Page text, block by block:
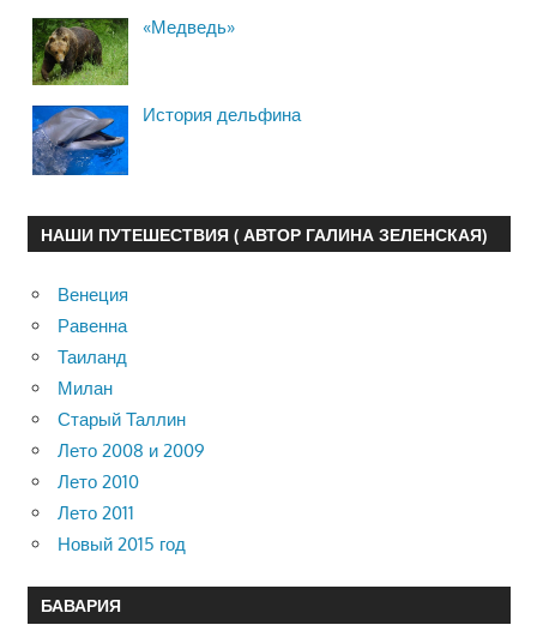
«Медведь»
История дельфина
НАШИ ПУТЕШЕСТВИЯ ( АВТОР ГАЛИНА ЗЕЛЕНСКАЯ)
Венеция
Равенна
Таиланд
Милан
Старый Таллин
Лето 2008 и 2009
Лето 2010
Лето 2011
Новый 2015 год
БАВАРИЯ